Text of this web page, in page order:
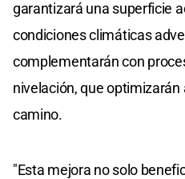
garantizará una superficie
condiciones climáticas
complementarán con
nivelación, que optimizarán
camino.
"Esta mejora no solo